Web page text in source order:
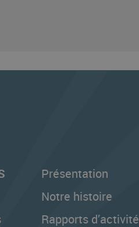
Présentation
Notre histoire
Rapports d’activité